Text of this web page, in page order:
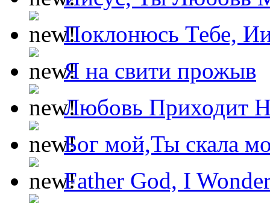
Поклонюсь Тебе,
Я на свити прожыв
Любовь Приходит
Бог мой,Ты скала
Father God, I